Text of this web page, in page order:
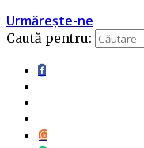
Urmărește-ne
Caută pentru: